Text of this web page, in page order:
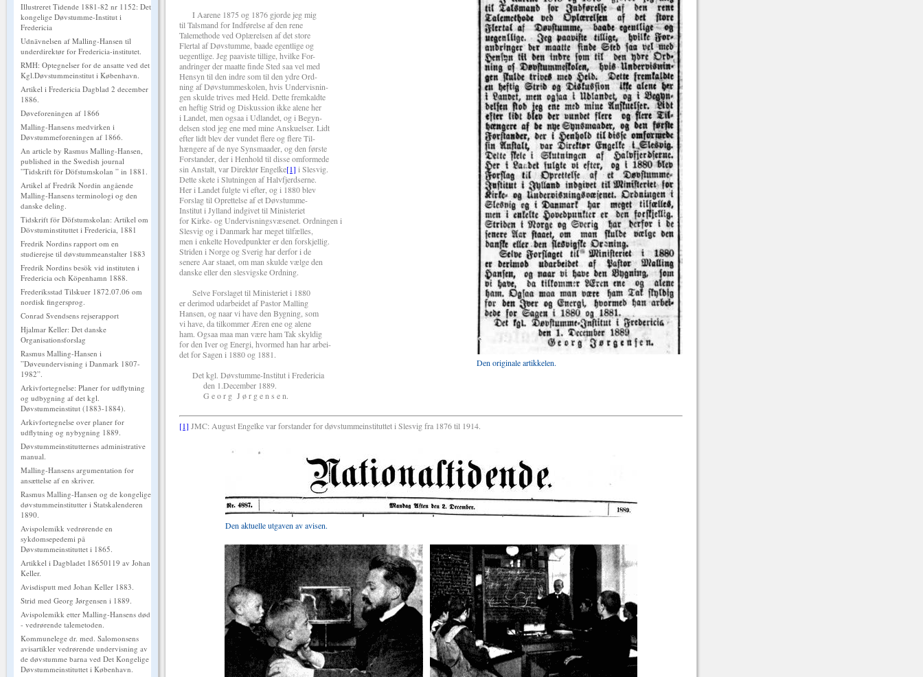
Illustreret Tidende 1881-82 nr 1152: Det
kongelige Døvstumme-Institut i
Fredericia
Udnävnelsen af Malling-Hansen til
underdirektør for Fredericia-institutet.
RMH: Optegnelser for de ansatte ved det
Kgl.Døvstummeinstitut i København.
Artikel i Fredericia Dagblad 2 december
1886.
Døveforeningen af 1866
Malling-Hansens medvirken i
Døvstummeforeningen af 1866.
An article by Rasmus Malling-Hansen,
published in the Swedish journal
”Tidskrift för Döfstumskolan ” in 1881.
Artikel af Fredrik Nordin angående
Malling-Hansens terminologi og den
danske deling.
Tidskrift för Döfstumskolan: Artikel om
Dövstuminstituttet i Fredericia, 1881
Fredrik Nordins rapport om en
studierejse til døvstummeanstalter 1883
Fredrik Nordins besök vid instituten i
Fredericia och Köpenhamn 1888.
Frederiksstad Tilskuer 1872.07.06 om
nordisk fingersprog.
Conrad Svendsens rejserapport
Hjalmar Keller: Det danske
Organisationsforslag
Rasmus Malling-Hansen i
”Døveundervisning i Danmark 1807-
1982”.
Arkivfortegnelse: Planer for udflytning
og udbygning af det kgl.
Døvstummeinstitut (1883-1884).
Arkivfortegnelse over planer for
udflytning og nybygning 1889.
Døvstummeinstitutternes administrative
manual.
Malling-Hansens argumentation for
ansættelse af en skriver.
Rasmus Malling-Hansen og de kongelige
døvstummeinstitutter i Statskalenderen
1890.
Avispolemikk vedrørende en
sykdomsepedemi på
Døvstummeinstituttet i 1865.
Artikkel i Dagbladet 18650119 av Johan
Keller.
Avisdisputt med Johan Keller 1883.
Strid med Georg Jørgensen i 1889.
Avispolemikk etter Malling-Hansens død
- vedrørende talemetoden.
Kommunelege dr. med. Salomonsens
avisartikler vedrørende undervisning av
de døvstumme barna ved Det Kongelige
Døvstummeinstituttet i København.
Den originale artikkelen.
I Aarene 1875 og 1876 gjorde jeg mig
til Talsmand for Indførelse af den rene
Talemethode ved Oplærelsen af det store
Flertal af Døvstumme, baade egentlige og
uegentlige. Jeg paaviste tillige, hvilke For-
andringer der maatte finde Sted saa vel med
Hensyn til den indre som til den ydre Ord-
ning af Døvstummeskolen, hvis Undervisnin-
gen skulde trives med Held. Dette fremkaldte
en heftig Strid og Diskussion ikke alene her
i Landet, men ogsaa i Udlandet, og i Begyn-
delsen stod jeg ene med mine Anskuelser. Lidt
efter lidt blev der vundet flere og flere Til-
hængere af de nye Synsmaader, og den første
Forstander, der i Henhold til disse omformede
sin Anstalt, var Direktør Engelke[1] i Slesvig.
Dette skete i Slutningen af Halvfjerdserne.
Her i Landet fulgte vi efter, og i 1880 blev
Forslag til Oprettelse af et Døvstumme-
Institut i Jylland indgivet til Ministeriet
for Kirke- og Undervisningsvæsenet. Ordningen i
Slesvig og i Danmark har meget tilfælles,
men i enkelte Hovedpunkter er den forskjellig.
Striden i Norge og Sverig har derfor i de
senere Aar staaet, om man skulde vælge den
danske eller den slesvigske Ordning.
Selve Forslaget til Ministeriet i 1880
er derimod udarbeidet af Pastor Malling
Hansen, og naar vi have den Bygning, som
vi have, da tilkommer Æren ene og alene
ham. Ogsaa maa man være ham Tak skyldig
for den Iver og Energi, hvormed han har arbei-
det for Sagen i 1880 og 1881.
Det kgl. Døvstumme-Institut i Fredericia
den 1.December 1889.
G e o r g J ø r g e n s e n.
[1] JMC: August Engelke var forstander for døvstummeinstituttet i Slesvig fra 1876 til 1914.
Den aktuelle utgaven av avisen.